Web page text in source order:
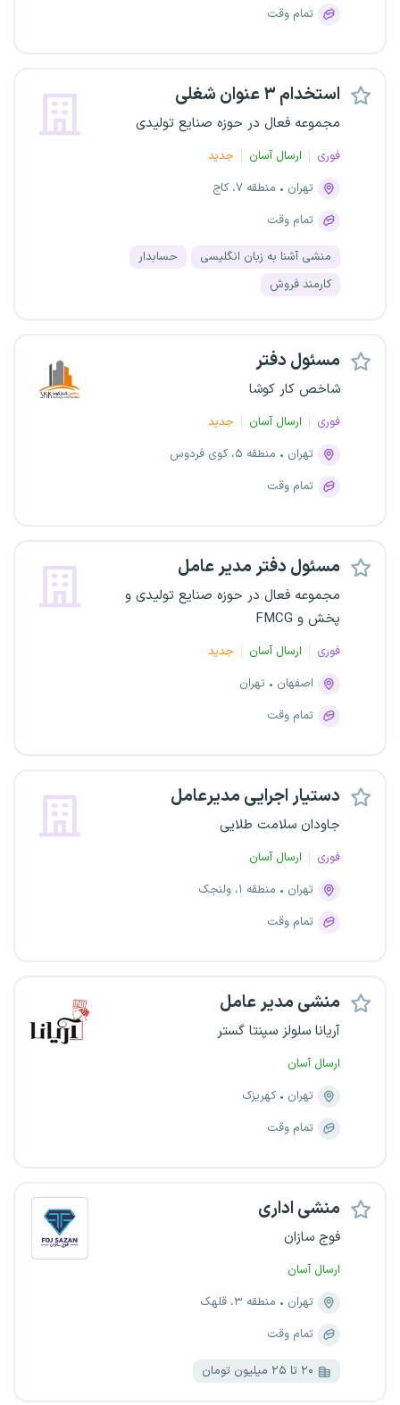
تمام وقت
استخدام ۳ عنوان شغلی
مجموعه فعال در حوزه صنایع تولیدی
فوری ارسال آسان
جدید
تهران
منطقه ۷، کاج
تمام وقت
منشی آشنا به زبان انگلیسی
حسابدار
کارمند فروش
مسئول دفتر
شاخص کار کوشا
فوری ارسال آسان
جدید
تهران
منطقه ۵، کوی فردوس
تمام وقت
مسئول دفتر مدیر عامل
مجموعه فعال در حوزه صنایع تولیدی و
پخش و FMCG
فوری ارسال آسان
جدید
اصفهان
تهران
تمام وقت
دستیار اجرایی مدیرعامل
جاودان سلامت طلایی
فوری
ارسال آسان
تهران
منطقه ۱، ولنجک
تمام وقت
منشی مدیر عامل
آریانا سلولز سپنتا گستر
ارسال آسان
تهران
کهریزک
تمام وقت
منشی اداری
فوج سازان
ارسال آسان
تهران
منطقه ۳، قلهک
تمام وقت
۲۰ تا ۲۵ میلیون تومان